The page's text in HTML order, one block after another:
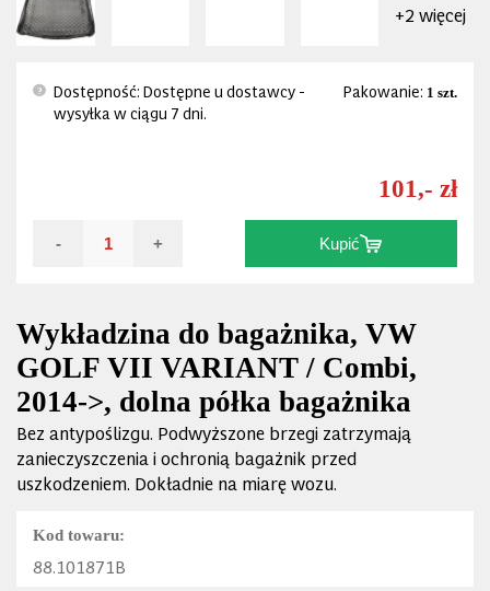
+2 więcej
Wykładzina do bagażnika, VW
GOLF VII VARIANT / Combi,
2014->, dolna półka bagażnika
Bez antypoślizgu. Podwyższone brzegi zatrzymają
zanieczyszczenia i ochronią bagażnik przed
uszkodzeniem. Dokładnie na miarę wozu.
Kod towaru:
88.101871B
?
Dostępność: Dostępne u dostawcy -
wysyłka w ciągu 7 dni.
Pakowanie: 1 szt.
101,- zł
- + Kupić